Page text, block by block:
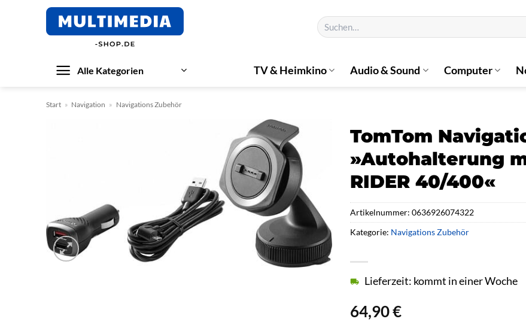
Suchen
nach:
Alle Kategorien TV & Heimkino Audio & Sound Computer
Start » Navigation » Navigations Zubehör
TomTom
»Autohalterung
RIDER 40/400«
64,90€
Lieferzeit: kommt in einer Woche
Artikelnummer:0636926074322
Kategorie: Navigations Zubehör